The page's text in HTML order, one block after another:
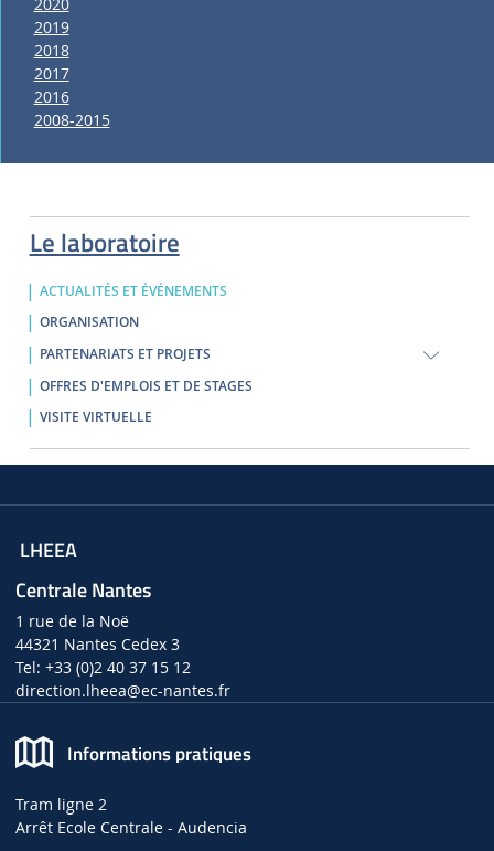
Le laboratoire
ACTUALITÉS ET ÉVÉNEMENTS
ORGANISATION
PARTENARIATS ET PROJETS
OFFRES D'EMPLOIS ET DE STAGES
VISITE VIRTUELLE
2019
2018
2017
2016
2008-2015
LHEEA
Centrale Nantes
1 rue de la Noë
44321 Nantes Cedex 3
Tel: +33 (0)2 40 37 15 12
direction.lheea@ec-nantes.fr
Informations pratiques
Tram ligne 2
Arrêt Ecole Centrale - Audencia